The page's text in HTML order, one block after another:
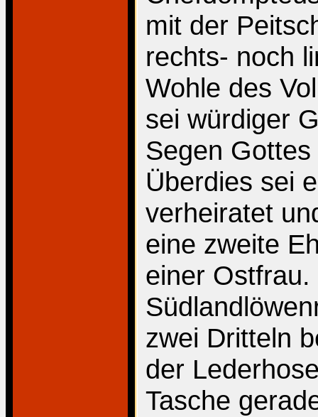
mit der
rechts- noch
Wohle des
sei würdiger
Segen
Überdies sei
verheiratet
eine zweite
einer
zwei Dritteln
der
Tasche